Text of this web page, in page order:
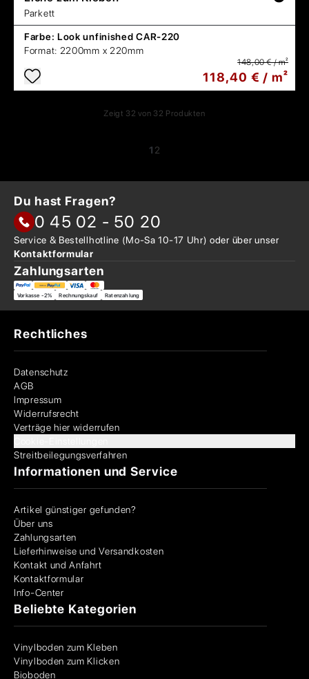
Parkett
Farbe: Look unfinished CAR-220
Format: 2200mm x 220mm
148,00 € / m²
118,40 € / m²
Zeigt 32 von 32 Produkten
1 2
Du hast Fragen?
0 45 02 - 50 20
Service & Bestellhotline (Mo-Sa 10-17 Uhr) oder überunser
Kontaktformular
Zahlungsarten
Vorkasse -2% Rechnungskauf Ratenzahlung
Rechtliches
Datenschutz
AGB
Impressum
Widerrufsrecht
Verträge hier widerrufen
Streitbeilegungsverfahren
Informationen und Service
Artikel günstiger gefunden?
Über uns
Zahlungsarten
Lieferhinweise und Versandkosten
Kontakt und Anfahrt
Kontaktformular
Info-Center
Beliebte Kategorien
Vinylboden zum Kleben
Vinylboden zum Klicken
Bioboden